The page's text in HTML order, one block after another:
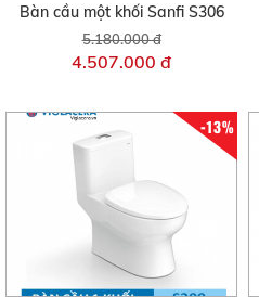
Bàn cầu một khối Sanfi S306
5.180.000 đ
4.507.000 đ
-13%